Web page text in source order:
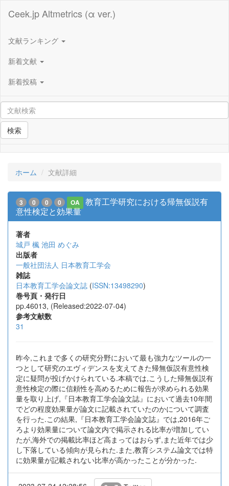
Ceek.jp Altmetrics (α ver.)
文献ランキング
新着文献
新着投稿
検索
ホーム 文献詳細
3 0 0 0 OA
教育工学研究における帰無仮説有
意性検定と効果量
著者
城戸 楓 池田 めぐみ
出版者
一般社団法人 日本教育工学会
雑誌
日本教育工学会論文誌 (ISSN:13498290)
巻号頁・発行日
pp.46013, (Released:2022-07-04)
参考文献数
31
昨今,これまで多くの研究分野において最も強力なツールの一
つとして研究のエヴィデンスを支えてきた帰無仮説有意性検
定に疑問が投げかけられている.本稿では,こうした帰無仮説有
意性検定の際に信頼性を高めるために報告が求められる効果
量を取り上げ,『日本教育工学会論文誌』において過去10年間
でどの程度効果量が論文に記載されていたのかについて調査
を行った.この結果,『日本教育工学会論文誌』では,2016年ご
ろより効果量について論文内で掲示される比率が増加してい
たが,海外での掲載比率ほど高まってはおらず,また近年では少
し下落している傾向が見られた.また,教育システム論文では特
に効果量が記載されない比率が高かったことが分かった.